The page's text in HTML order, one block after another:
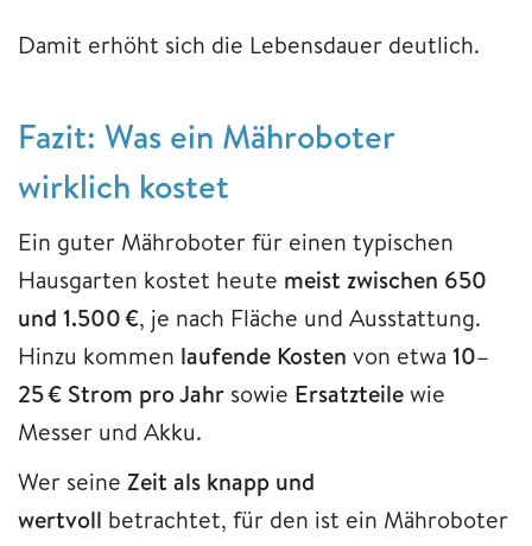
Damit erhöht sich die Lebensdauer deutlich.
Fazit: Was ein Mähroboter
wirklich kostet
Ein guter Mähroboter für einen typischen
Hausgarten kostet heute meist zwischen 650
und 1.500 €, je nach Fläche und Ausstattung.
Hinzu kommen laufende Kosten von etwa 10–
25 € Strom pro Jahr sowie Ersatzteilewie
Messer und Akku.
Wer seine Zeit als knapp und
wertvoll betrachtet, für den ist ein Mähroboter